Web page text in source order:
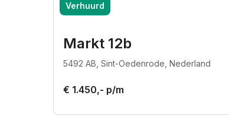
Verhuurd
Markt 12b
5492 AB, Sint-Oedenrode, Nederland
€ 1.450,- p/m